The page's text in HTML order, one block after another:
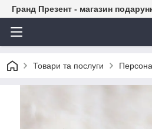
Гранд Презент - магазин
Товари та послуги